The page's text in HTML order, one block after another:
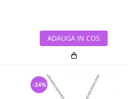
ADAUGA IN COS
-34%